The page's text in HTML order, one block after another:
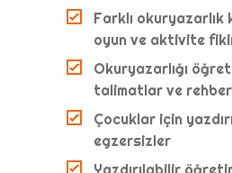
Farklı okuryazarlık
oyun ve aktivite
Okuryazarlığı
talimatlar ve
Çocuklar için
egzersizler